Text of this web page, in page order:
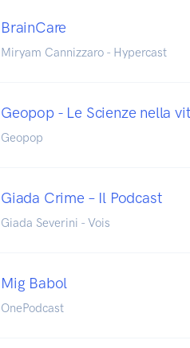
BrainCare
Miryam Cannizzaro - Hypercast
Geopop - Le Scienze nella
Geopop
Giada Crime – Il Podcast
Giada Severini - Vois
Mig Babol
OnePodcast